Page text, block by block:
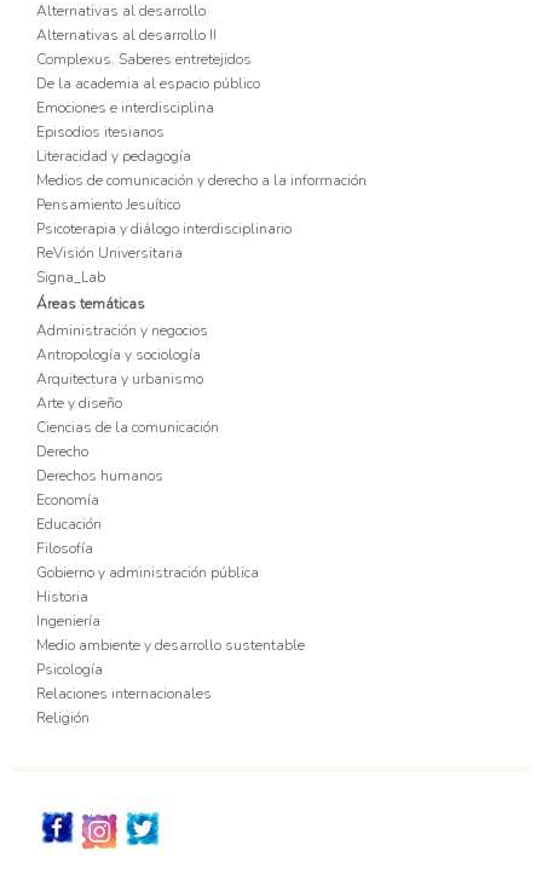
Alternativas al desarrollo
Alternativas al desarrollo II
Complexus. Saberes entretejidos
De la academia al espacio público
Emociones e interdisciplina
Episodios itesianos
Literacidad y pedagogía
Medios de comunicación y derecho a la información
Pensamiento Jesuítico
Psicoterapia y diálogo interdisciplinario
ReVisión Universitaria
Signa_Lab
Áreas temáticas
Administración y negocios
Antropología y sociología
Arquitectura y urbanismo
Arte y diseño
Ciencias de la comunicación
Derecho
Derechos humanos
Economía
Educación
Filosofía
Gobierno y administración pública
Historia
Ingeniería
Medio ambiente y desarrollo sustentable
Psicología
Relaciones internacionales
Religión
Redes_Sociales